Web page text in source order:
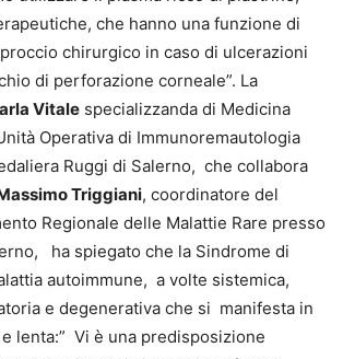
che hanno una funzione di
chirurgico in caso di ulcerazioni
di perforazione corneale”. La
Vitale specializzanda di Medicina
Operativa di Immunoremautologia
Ruggi di Salerno, che collabora
Triggiani, coordinatore del
Regionale delle Malattie Rare presso
ha spiegato che la Sindrome di
autoimmune, a volte sistemica,
e degenerativa che si manifesta in
lenta:” Vi è una predisposizione